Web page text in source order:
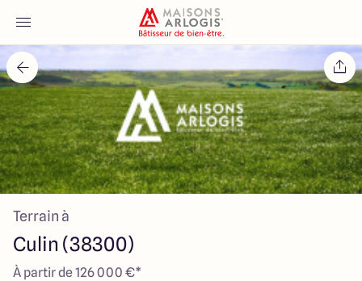
Accueil
Nos maisons
Nos annonces
Votre projet
Qui sommes-nous
Terrain à
Culin (38300)
À partir de 126 000 €*